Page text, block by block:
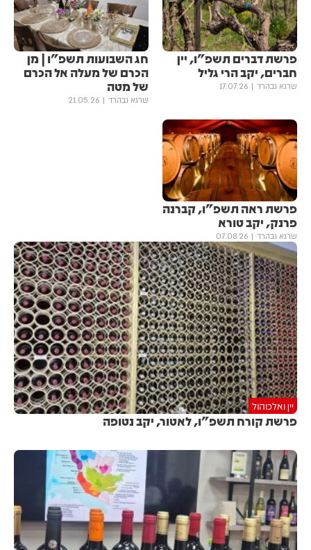
פרשת דברים תשפ"ו, יין
חברים, יקב הרי גליל
שרגא גבהרד 17.07.26
חג השבועות תשפ"ו | מן
הכרם של מעלה אל הכרם
של מטה
שרגא גבהרד 21.05.26
פרשת ראה תשפ"ו, קברנה
פרנק, יקב טורא
שרגא גבהרד 07.08.26
יין ואלכוהול
פרשת קורח תשפ"ו, לאטור, יקב נטופה